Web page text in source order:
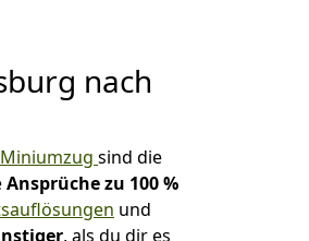
nach
Miniumzug sind die
Ansprüche zu 100%
und
, als du dir es